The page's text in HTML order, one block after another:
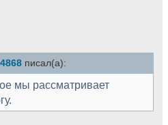
писал(а):
мы рассматривает